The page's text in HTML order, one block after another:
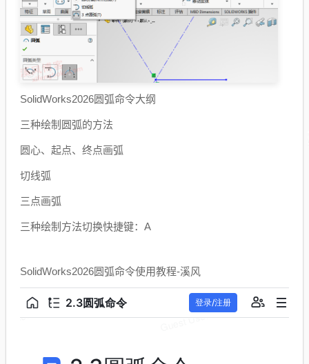
SolidWorks2026圆弧命令大纲
三种绘制圆弧的方法
圆心、起点、终点画弧
切线弧
三点画弧
三种绘制方法切换快捷键：A
SolidWorks2026圆弧命令使用教程-溪风